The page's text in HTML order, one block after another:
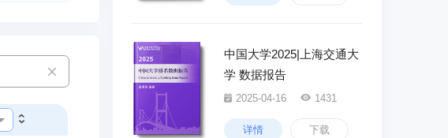
中国大学2025|上海交通大
学 数据报告
2025-04-16 1431
详情 下载